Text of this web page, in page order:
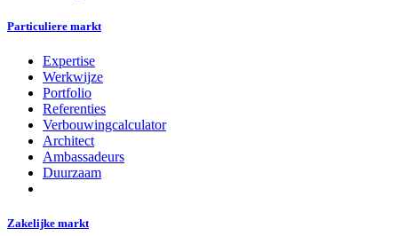
Particuliere markt
Expertise
Werkwijze
Portfolio
Referenties
Verbouwingcalculator
Architect
Ambassadeurs
Duurzaam
Zakelijke markt